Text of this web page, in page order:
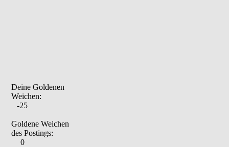
Deine Goldenen
Weichen:
-25
Goldene Weichen
des Postings:
0